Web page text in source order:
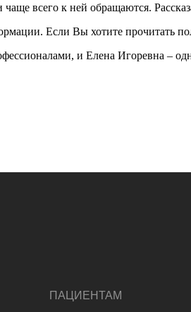
всего к ней обращаются.
Если Вы хотите прочитать
и Елена Игоревна –
ПАЦИЕНТАМ